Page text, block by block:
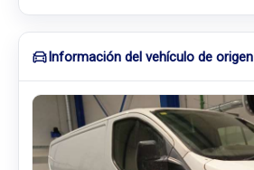
Información del vehículo de origen